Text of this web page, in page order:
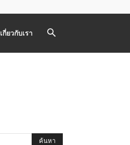
เกี่ยวกับเรา